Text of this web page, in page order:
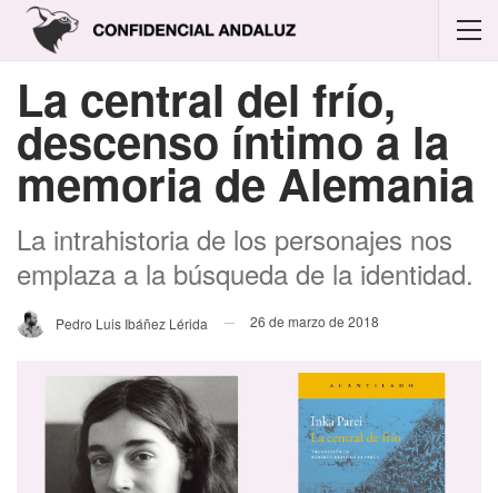
La central del frío,
descenso íntimo a la
memoria de Alemania
La intrahistoria de los personajes nos
emplaza a la búsqueda de la identidad.
Pedro Luis Ibáñez Lérida 26 de marzo de 2018